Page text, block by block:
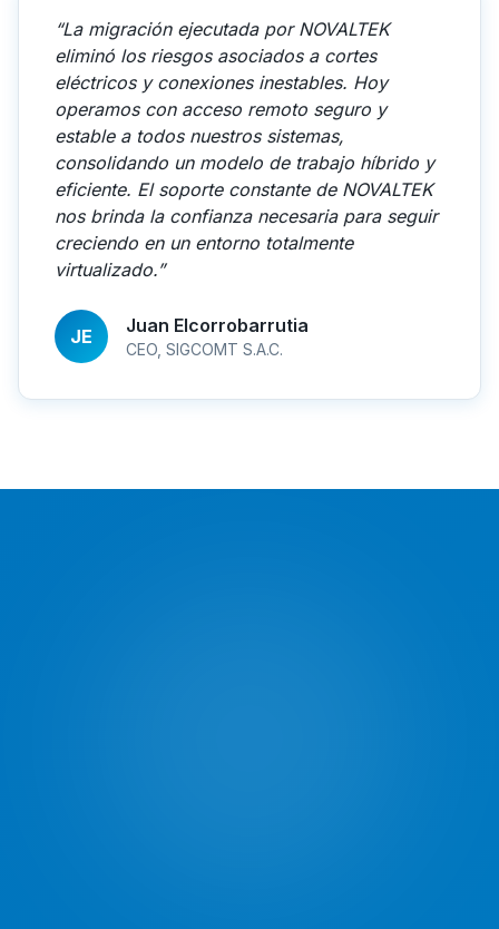
“La migración ejecutada por NOVALTEK
eliminó los riesgos asociados a cortes
eléctricos y conexiones inestables. Hoy
operamos con acceso remoto seguro y
estable a todos nuestros sistemas,
consolidando un modelo de trabajo híbrido y
eficiente. El soporte constante de NOVALTEK
nos brinda la confianza necesaria para seguir
creciendo en un entorno totalmente
virtualizado.”
JE Juan Elcorrobarrutia
CEO, SIGCOMT S.A.C.